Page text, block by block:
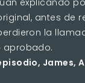
explicando
antes de
la
James,